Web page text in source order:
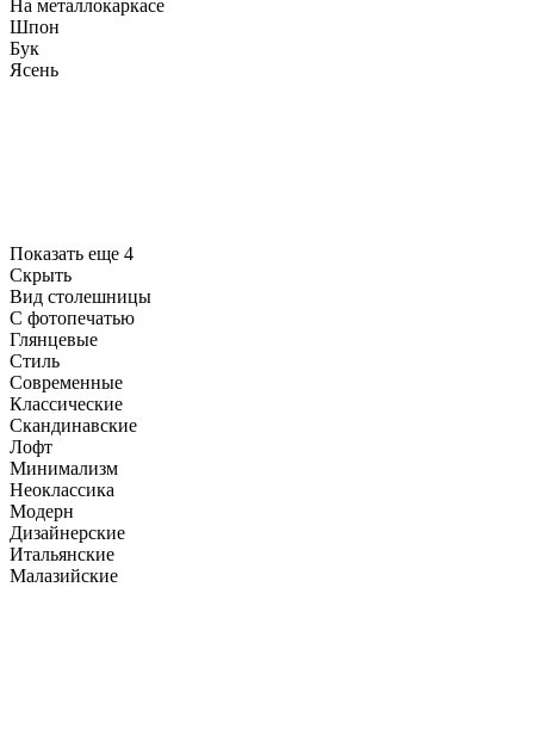
На металлокаркасе
Шпон
Бук
Ясень
Показать еще 4
Скрыть
Вид столешницы
С фотопечатью
Глянцевые
Стиль
Современные
Классические
Скандинавские
Лофт
Минимализм
Неоклассика
Модерн
Дизайнерские
Итальянские
Малазийские